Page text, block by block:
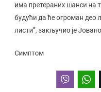
има претераних шанси на
будући да ће огроман део
листи”, закључио је
Симптом